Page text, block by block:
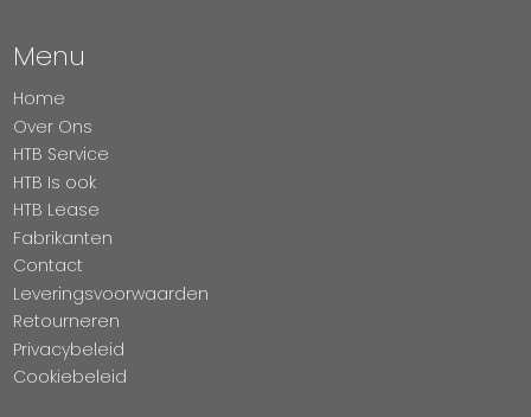
Menu
Home
Over Ons
HTB Service
HTB Is ook
HTB Lease
Fabrikanten
Contact
Leveringsvoorwaarden
Retourneren
Privacybeleid
Cookiebeleid